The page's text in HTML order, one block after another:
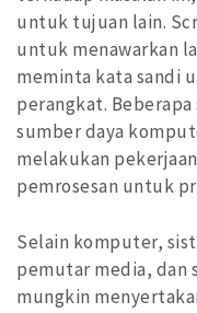
untuk tujuan lain.
untuk menawarkan
meminta kata sandi
perangkat.
sumber daya
melakukan
pemrosesan untuk
Selain komputer,
pemutar media, dan
mungkin